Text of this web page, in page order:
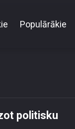
Populārākie
politisku